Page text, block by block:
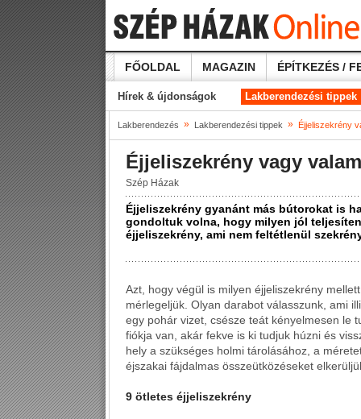
FŐOLDAL MAGAZIN ÉPÍTKEZÉS /
Hírek & újdonságok Lakberendezési tippek
Lakberendezés » Lakberendezési tippek » Éjjeliszekrény
Éjjeliszekrény vagy
Szép Házak
Éjjeliszekrény gyanánt más bútorokat is
gondoltuk volna, hogy milyen jól
éjjeliszekrény, ami nem feltétlenül
Azt, hogy végül is milyen éjjeliszekrény
mérlegeljük. Olyan darabot válasszunk, ami
egy pohár vizet, csésze teát kényelmesen le
fiókja van, akár fekve is ki tudjuk húzni és
hely a szükséges holmi tárolásához, a
éjszakai fájdalmas összeütközéseket
9 ötletes éjjeliszekrény